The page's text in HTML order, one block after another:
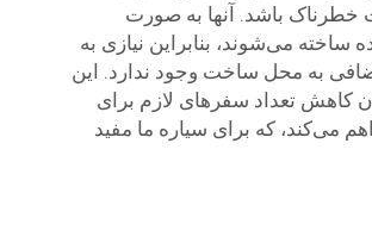
باشد. آنها به صورت
ساخته می‌شوند، بنابراین نیازی به
به محل ساخت وجود ندارد. این
کاهش تعداد سفرهای لازم برای
می‌کند، که برای سیاره ما مفید